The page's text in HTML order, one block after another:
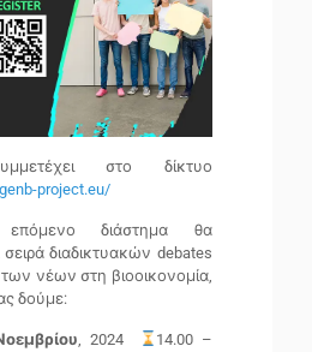
στο δίκτυο
project.eu/
διάστημα θα
διαδικτυακών debates
νέων στη βιοοικονομία,
δούμε:
, 2024
14.00 –